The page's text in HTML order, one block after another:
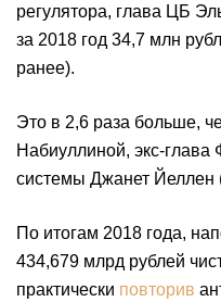
регулятора, глава ЦБ
за 2018 год 34,7 млн
ранее).
Это в 2,6 раза больше,
Набиуллиной, экс-
системы Джанет Йеллен
По итогам 2018 года,
434,679 млрд рублей
практически повторив